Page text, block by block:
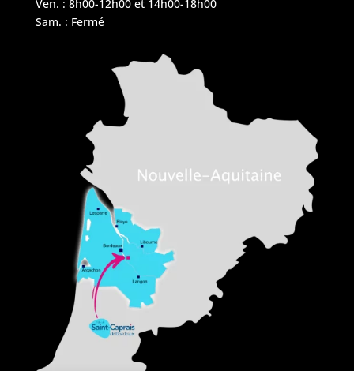
Ven. : 8h00-12h00 et 14h00-18h00
Sam. : Fermé